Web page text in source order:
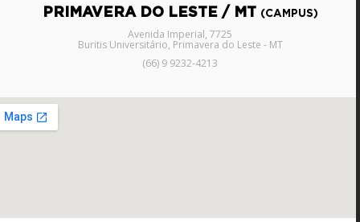
PRIMAVERA DO LESTE / MT (CAMPUS)
Avenida Imperial, 7725
Buritis Universitário, Primavera do Leste - MT
(66) 9 9232-4213